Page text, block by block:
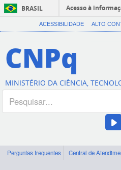
BRASIL
Acesso à
ACESSIBILIDADE ALTO
CNPq
MINISTÉRIO DA CIÊNCIA,
Perguntas frequentes Central de